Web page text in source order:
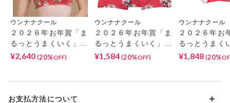
ウンナナクール
２０２６年お年賀「ま
るっとうまくいく」
ナイトアップブラ
¥2,640 (20%OFF)
ウンナナクール
２０２６年お年賀「ま
るっとうまくいく」
ハラマキ付きショーツ
¥1,584 (20%OFF)
ウンナナクール
２０２６年お
るっとうま
ナイト用 サニ
¥1,848 (20%
お支払方法について